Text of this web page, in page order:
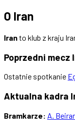
O Iran
Iranto klub z kraju
Poprzedni mecz
Ostatnie spotkanie
Aktualna kadra
Bramkarze: A.